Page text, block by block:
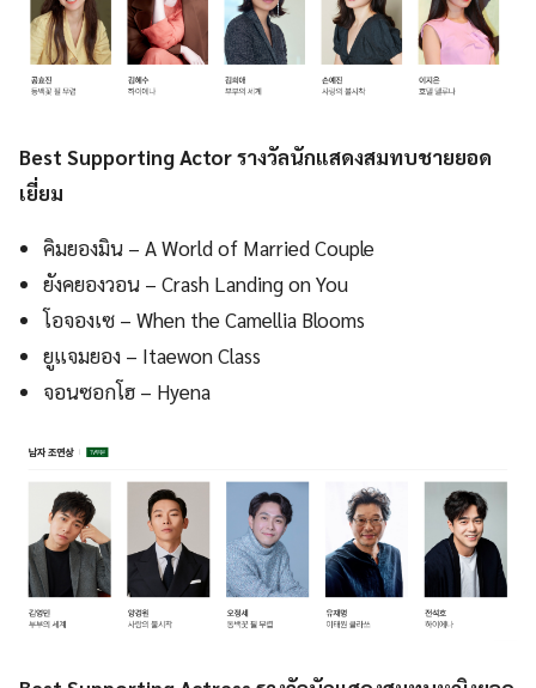
Best Supporting Actor รางวัลนักแสดงสมทบชายยอด
เยี่ยม
คิมยองมิน – A World of Married Couple
ยังคยองวอน – Crash Landing on You
โอจองเซ – When the Camellia Blooms
ยูแจมยอง – Itaewon Class
จอนซอกโฮ – Hyena